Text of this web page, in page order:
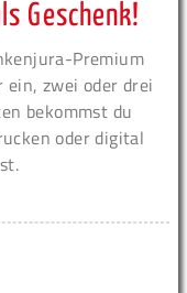
Geschenk!
Premium
zwei oder drei
bekommst du
oder digital